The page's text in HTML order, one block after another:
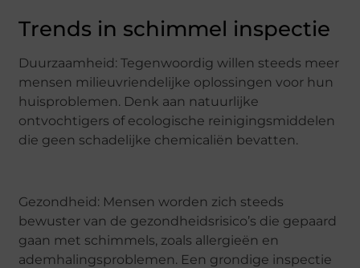
Trends in schimmel inspectie
Duurzaamheid: Tegenwoordig willen steeds meer
mensen milieuvriendelijke oplossingen voor hun
huisproblemen. Denk aan natuurlijke
ontvochtigers of ecologische reinigingsmiddelen
die geen schadelijke chemicaliën bevatten.
Gezondheid: Mensen worden zich steeds
bewuster van de gezondheidsrisico’s die gepaard
gaan met schimmels, zoals allergieën en
ademhalingsproblemen. Een grondige inspectie